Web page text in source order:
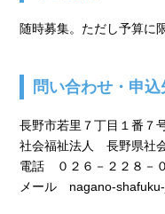
随時募集。ただし予算に
問い合わせ・申込
長野市若里７丁目１番
社会福祉法人 長野県社
電話 ０２６－２２８－
メール nagano-